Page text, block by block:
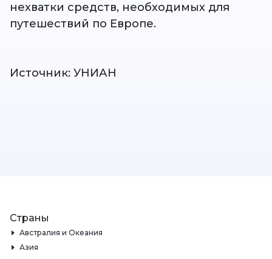
нехватки средств, необходимых для
путешествий по Европе.
Источник: УНИАН
Страны
Австралия и Океания
Азия